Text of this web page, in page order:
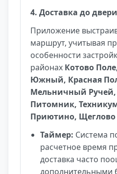
4. Доставка до
Приложение
маршрут, учитывая
особенности
районах Котово
Южный, Красная
Мельничный Ручей,
Питомник,
Приютино, Щеглово
Таймер: Система
расчетное время
доставка часто
дополнительными